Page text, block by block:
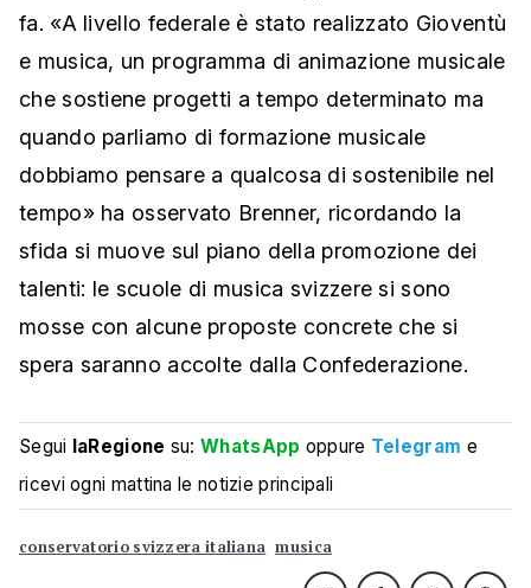
fa. «A livello federale è stato realizzato Gioventù
e musica, un programma di animazione musicale
che sostiene progetti a tempo determinato ma
quando parliamo di formazione musicale
dobbiamo pensare a qualcosa di sostenibile nel
tempo» ha osservato Brenner, ricordando la
sfida si muove sul piano della promozione dei
talenti: le scuole di musica svizzere si sono
mosse con alcune proposte concrete che si
spera saranno accolte dalla Confederazione.
Segui laRegione su:WhatsApp oppure Telegram e
ricevi ogni mattina le notizie principali
conservatorio svizzera italiana musica